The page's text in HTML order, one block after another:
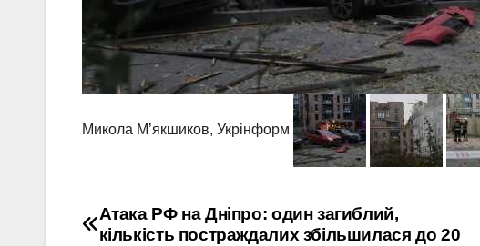
Микола М’якшиков, Укрінформ
Навігація
Атака РФ на Дніпро: один загиблий,
кількість постраждалих збільшилася до 20